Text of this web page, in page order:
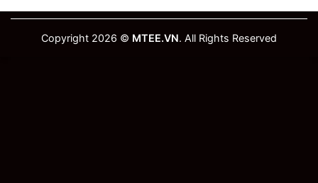
Copyright 2026 © MTEE.VN. All Rights Reserved